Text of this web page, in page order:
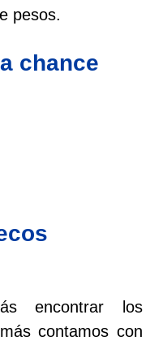
pesos.
chance
encontrar los
contamos con